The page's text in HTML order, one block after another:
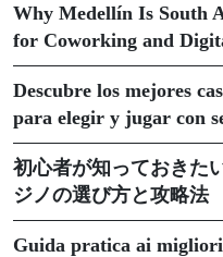
Why Medellín Is South
for Coworking and
Descubre los mejores
para elegir y jugar con
初心者が知っておきた
ジノの選び方と攻略法
Guida pratica ai